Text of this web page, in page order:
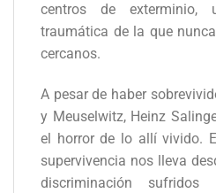
centros de exterminio,
traumática de la que
cercanos.
A pesar de haber
y Meuselwitz, Heinz
el horror de lo allí vivido.
supervivencia nos lleva
discriminación